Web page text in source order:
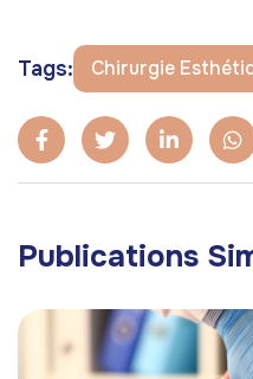
Tags: Chirurgie
Publications